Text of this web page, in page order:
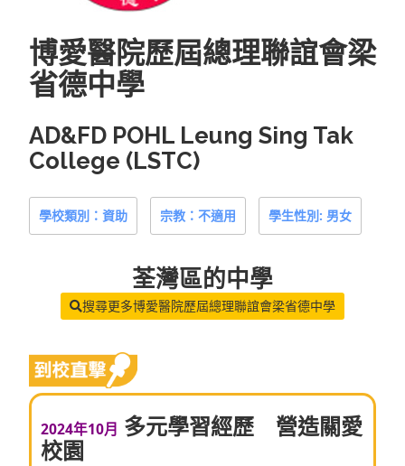
博愛醫院歷屆總理聯誼會梁
省德中學
AD&FD POHL Leung Sing Tak
College (LSTC)
學校類別：資助 宗教：不適用 學生性別: 男女
荃灣區的中學
搜尋更多博愛醫院歷屆總理聯誼會梁省德中學
2024年10月 多元學習經歷 營造關愛
校園